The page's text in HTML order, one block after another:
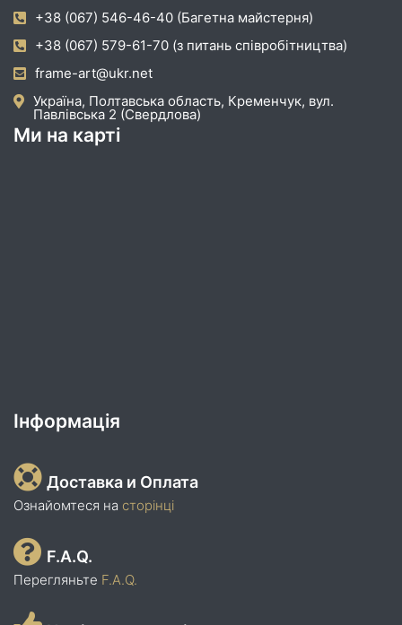
+38 (067) 546-46-40 (Багетна майстерня)
+38 (067) 579-61-70 (з питань співробітництва)
frame-art@ukr.net
Україна, Полтавська область, Кременчук, вул.
Павлівська 2 (Свердлова)
Ми на карті
Інформація
Доставка и Оплата
Ознайомтеся на сторінці
F.A.Q.
Перегляньте F.A.Q.